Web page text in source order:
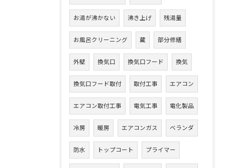
お湯が沸かない 沸き上げ 残湯量
お風呂クリーニング 蔵 部分修繕
外壁 換気口 換気口フード 換気
換気口フード取付 取付工事 エアコン
エアコン取付工事 電気工事 電化製品
冷房 暖房 エアコンガス ベランダ
防水 トップコート プライマー